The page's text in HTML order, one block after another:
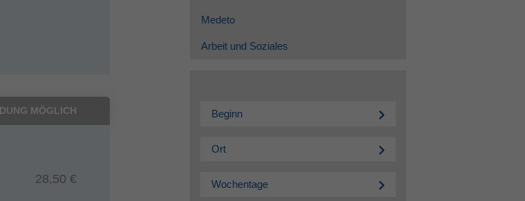
MÖGLICH
28,50 €
Medeto
Arbeit und Soziales
Beginn
Ort
Wochentage